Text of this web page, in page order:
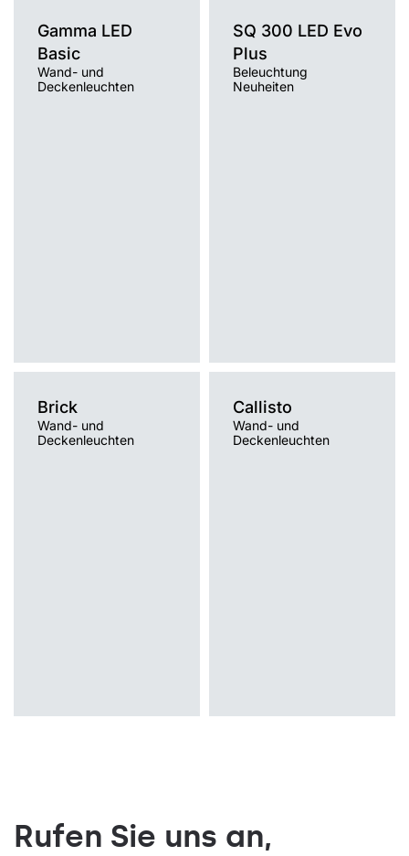
Gamma LED
Basic
Wand- und
Deckenleuchten
Farbtemperatur [K]
SQ 300 LED Evo
Plus
Beleuchtung
Neuheiten
Farbtemperatur [K]
Brick
Wand- und
Deckenleuchten
Callisto
Wand- und
Deckenleuchten
Rufen Sie uns an,